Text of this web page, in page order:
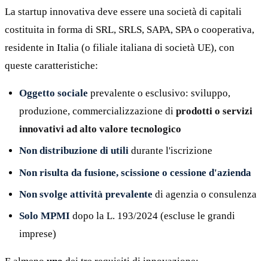
La startup innovativa deve essere una società di capitali
costituita in forma di SRL, SRLS, SAPA, SPA o cooperativa,
residente in Italia (o filiale italiana di società UE), con
queste caratteristiche:
Oggetto sociale prevalente o esclusivo: sviluppo,
produzione, commercializzazione di prodotti o servizi
innovativi ad alto valore tecnologico
Non distribuzione di utili durante l'iscrizione
Non risulta da fusione, scissione o cessione d'azienda
Non svolge attività prevalente di agenzia o consulenza
Solo MPMI dopo la L. 193/2024 (escluse le grandi
imprese)